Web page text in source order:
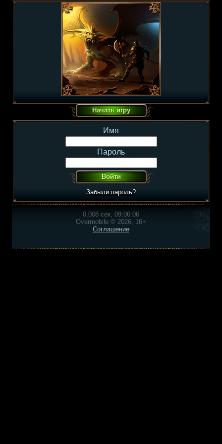
Имя
Пароль
Забыли пароль?
0.008 сек, 09:06:06
Overmobile © 2026, 16+
Соглашение